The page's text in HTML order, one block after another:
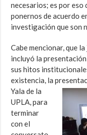
necesarios; es por eso
ponernos de acuerdo
investigación que son
Cabe mencionar, que
incluyó la
sus hitos
existencia, la
Yala de la
UPLA, para
terminar
con el